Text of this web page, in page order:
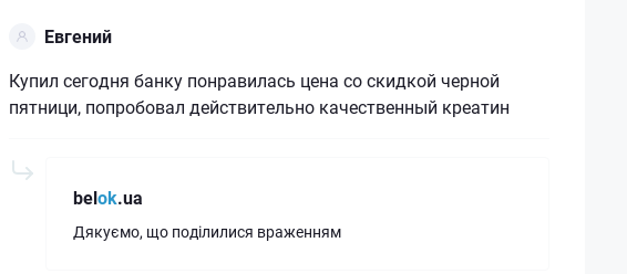
Евгений
Купил сегодня банку понравилась цена со скидкой черной
пятници, попробовал действительно качественный креатин
belok.ua
Дякуємо, що поділилися враженням